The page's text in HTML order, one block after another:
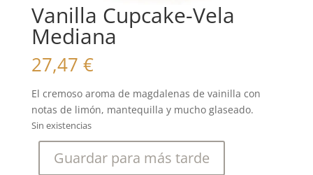
Vanilla Cupcake-Vela
Mediana
27,47 €
El cremoso aroma de magdalenas de vainilla con
notas de limón, mantequilla y mucho glaseado.
Sin existencias
Guardar para más tarde